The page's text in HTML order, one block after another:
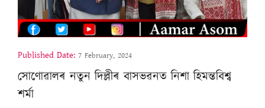
Published Date: 7 February, 2024
সোণোৱালৰ নতুন দিল্লীৰ বাসভৱনত নিশা হিমন্তবিশ্ব
শৰ্মা